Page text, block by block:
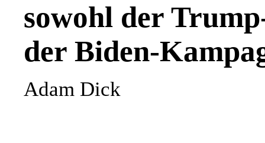
sowohl der
der Biden-
Adam Dick